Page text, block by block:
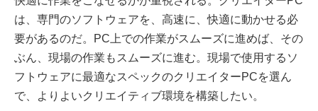
は、専門のソフトウェアを、高速に、快適に動かせる必
要があるのだ。PC上での作業がスムーズに進めば、その
ぶん、現場の作業もスムーズに進む。現場で使用するソ
フトウェアに最適なスペックのクリエイターPCを選ん
で、よりよいクリエイティブ環境を構築したい。